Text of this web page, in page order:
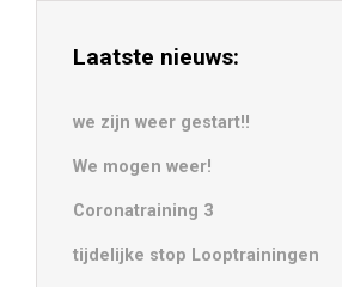
Laatste nieuws:
we zijn weer gestart!!
We mogen weer!
Coronatraining 3
tijdelijke stop Looptrainingen